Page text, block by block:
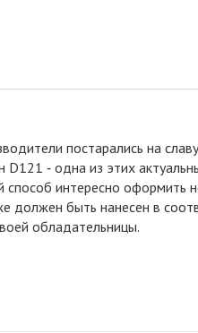
постарались на
‑ одна из этих
интересно оформить
должен быть нанесен в
обладательницы.